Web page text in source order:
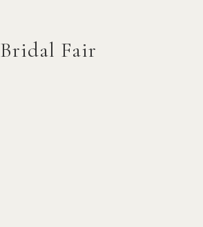
Bridal Fair